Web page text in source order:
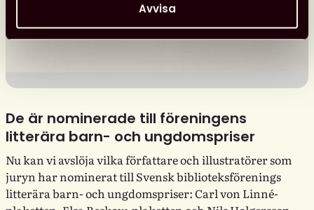
Avvisa
De är nominerade till föreningens
litterära barn- och ungdomspriser
Nu kan vi avslöja vilka författare och illustratörer som
juryn har nominerat till Svensk biblioteksförenings
litterära barn- och ungdomspriser: Carl von Linné-